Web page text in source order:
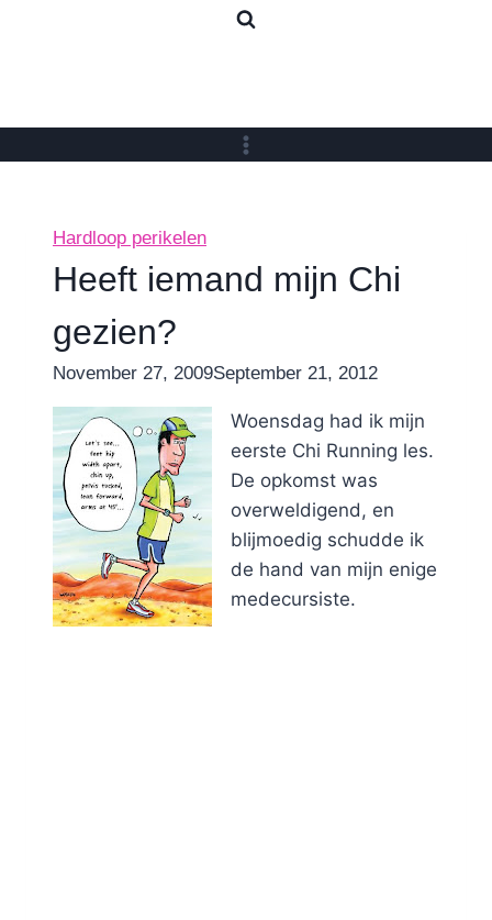
Hardloop perikelen
Heeft iemand mijn Chi
gezien?
ByNicole
November 27, 2009September 21, 2012
Woensdag had ik mijn
eerste Chi Running les.
De opkomst was
overweldigend, en
blijmoedig schudde ik
de hand van mijn enige
medecursiste.